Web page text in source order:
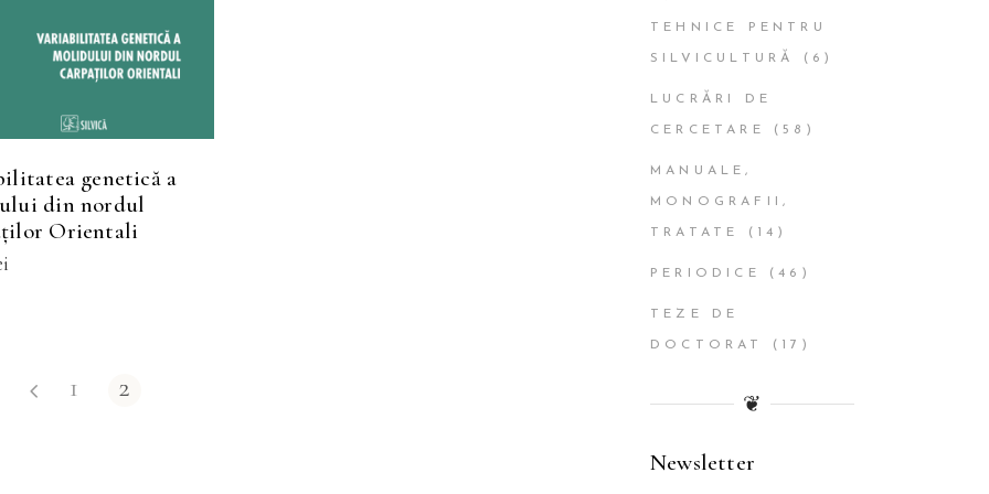
are
mai
pot
fi
genetică a
din nordul
Orientali
1 2
TEHNICE PENTRU
SILVICULTURĂ (6)
LUCRĂRI DE
CERCETARE (58)
MANUALE,
MONOGRAFII,
TRATATE (14)
PERIODICE (46)
TEZE DE
DOCTORAT (17)
❦
Newsletter